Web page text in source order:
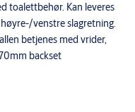
toalettbehør. Kan leveres
venstre slagretning.
betjenes med vrider,
backset